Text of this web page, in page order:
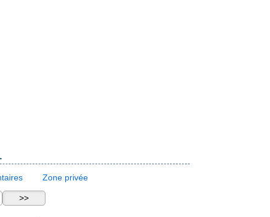
Zone privée